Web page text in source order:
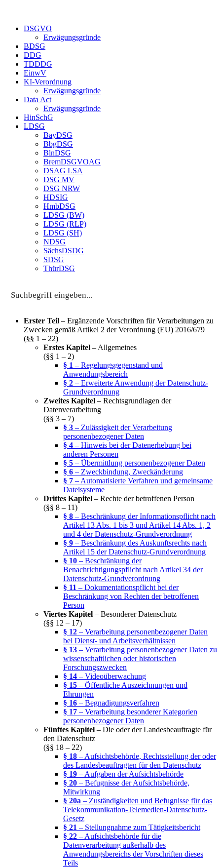
DSGVO
Erwägungsgründe
BDSG
DDG
TDDDG
EinwV
KI-Verordnung
Erwägungsgründe
Data Act
Erwägungsgründe
HinSchG
LDSG
BayDSG
BbgDSG
BlnDSG
BremDSGVOAG
DSAG LSA
DSG MV
DSG NRW
HDSIG
HmbDSG
LDSG (BW)
LDSG (RLP)
LDSG (SH)
NDSG
SächsDSDG
SDSG
ThürDSG
Erster Teil – Ergänzende Vorschriften für Verarbeitungen zu
Zwecken gemäß Artikel 2 der Verordnung (EU) 2016/679
(§§ 1 – 22)
Erstes Kapitel – Allgemeines
(§§ 1 – 2)
§ 1 – Regelungsgegenstand und
Anwendungsbereich
§ 2 – Erweiterte Anwendung der Datenschutz-
Grundverordnung
Zweites Kapitel – Rechtsgrundlagen der
Datenverarbeitung
(§§ 3 – 7)
§ 3 – Zulässigkeit der Verarbeitung
personenbezogener Daten
§ 4 – Hinweis bei der Datenerhebung bei
anderen Personen
§ 5 – Übermittlung personenbezogener Daten
§ 6 – Zweckbindung, Zweckänderung
§ 7 – Automatisierte Verfahren und gemeinsame
Dateisysteme
Drittes Kapitel – Rechte der betroffenen Person
(§§ 8 – 11)
§ 8 – Beschränkung der Informationspflicht nach
Artikel 13 Abs. 1 bis 3 und Artikel 14 Abs. 1, 2
und 4 der Datenschutz-Grundverordnung
§ 9 – Beschränkung des Auskunftsrechts nach
Artikel 15 der Datenschutz-Grundverordnung
§ 10 – Beschränkung der
Benachrichtigungspflicht nach Artikel 34 der
Datenschutz-Grundverordnung
§ 11 – Dokumentationspflicht bei der
Beschränkung von Rechten der betroffenen
Person
Viertes Kapitel – Besonderer Datenschutz
(§§ 12 – 17)
§ 12 – Verarbeitung personenbezogener Daten
bei Dienst- und Arbeitsverhältnissen
§ 13 – Verarbeitung personenbezogener Daten zu
wissenschaftlichen oder historischen
Forschungszwecken
§ 14 – Videoüberwachung
§ 15 – Öffentliche Auszeichnungen und
Ehrungen
§ 16 – Begnadigungsverfahren
§ 17 – Verarbeitung besonderer Kategorien
personenbezogener Daten
Fünftes Kapitel – Die oder der Landesbeauftragte für
den Datenschutz
(§§ 18 – 22)
§ 18 – Aufsichtsbehörde, Rechtsstellung der oder
des Landesbeauftragten für den Datenschutz
§ 19 – Aufgaben der Aufsichtsbehörde
§ 20 – Befugnisse der Aufsichtsbehörde,
Mitwirkung
§ 20a – Zuständigkeiten und Befugnisse für das
Telekommunikation-Telemedien-Datenschutz-
Gesetz
§ 21 – Stellungnahme zum Tätigkeitsbericht
§ 22 – Aufsichtsbehörde für die
Datenverarbeitung außerhalb des
Anwendungsbereichs der Vorschriften dieses
Teils